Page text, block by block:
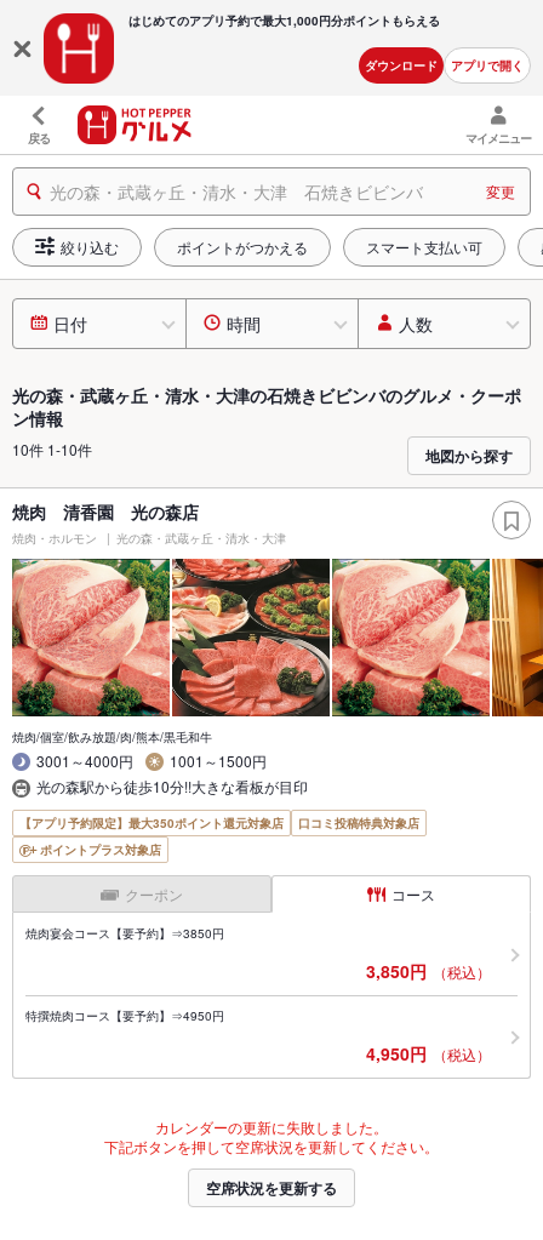
はじめてのアプリ予約で最大1,000円分ポイントもらえる
ダウンロード アプリで開く
戻る マイメニュー
光の森・武蔵ヶ丘・清水・大津 石焼きビビンバ 変更
絞り込む ポイントがつかえる スマート支払い可
日付 時間 人数
光の森・武蔵ヶ丘・清水・大津の石焼きビビンバのグルメ・クーポ
ン情報
10件 1-10件 地図から探す
焼肉 清香園 光の森店
焼肉・ホルモン 光の森・武蔵ヶ丘・清水・大津
焼肉/個室/飲み放題/肉/熊本/黒毛和牛
3001～4000円
1001～1500円
光の森駅から徒歩10分!!大きな看板が目印
【アプリ予約限定】最大350ポイント還元対象店
口コミ投稿特典対象店
ポイントプラス対象店
クーポン コース
焼肉宴会コース【要予約】⇒3850円
3,850円 （税込）
特撰焼肉コース【要予約】⇒4950円
4,950円 （税込）
カレンダーの更新に失敗しました。
下記ボタンを押して空席状況を更新してください。
空席状況を更新する